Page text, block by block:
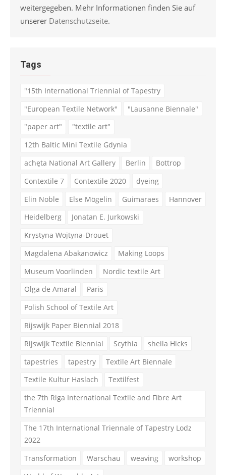
weitergegeben. Mehr Informationen finden Sie auf
unserer Datenschutzseite.
Tags
"15th International Triennial of Tapestry
"European Textile Network"
"Lausanne Biennale"
"paper art"
"textile art"
12th Baltic Mini Textile Gdynia
achęta National Art Gallery
Berlin
Bottrop
Contextile 7
Contextile 2020
dyeing
Elin Noble
Else Mögelin Guimaraes
Hannover
Heidelberg
Jonatan E. Jurkowski
Krystyna Wojtyna-Drouet
Magdalena Abakanowicz
Making Loops
Museum Voorlinden
Nordic textile Art
Olga de Amaral
Paris
Polish School of Textile Art
Rijswijk Paper Biennial 2018
Rijswijk Textile Biennial
Scythia
sheila Hicks
tapestries
tapestry
Textile Art Biennale
Textile Kultur Haslach
Textilfest
the 7th Riga International Textile and Fibre Art
Triennial
The 17th International Triennale of Tapestry Lodz
2022
Transformation
Warschau weaving
workshop